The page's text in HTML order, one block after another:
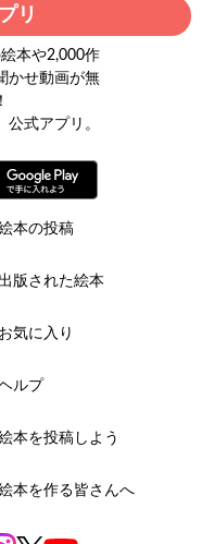
リ
本や2,000作
かせ動画が無
公式アプリ。
本の投稿
版された絵本
お気に入り
ルプ
本を投稿しよう
本を作る皆さんへ